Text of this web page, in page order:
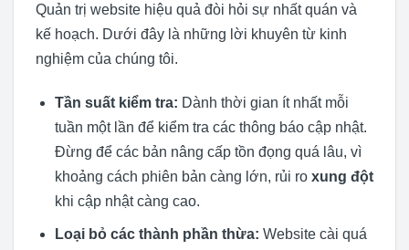
Quản trị website hiệu quả đòi hỏi sự nhất quán và
kế hoạch. Dưới đây là những lời khuyên từ kinh
nghiệm của chúng tôi.
Tần suất kiểm tra: Dành thời gian ít nhất mỗi
tuần một lần để kiểm tra các thông báo cập nhật.
Đừng để các bản nâng cấp tồn đọng quá lâu, vì
khoảng cách phiên bản càng lớn, rủi ro xung đột
khi cập nhật càng cao.
Loại bỏ các thành phần thừa: Website cài quá